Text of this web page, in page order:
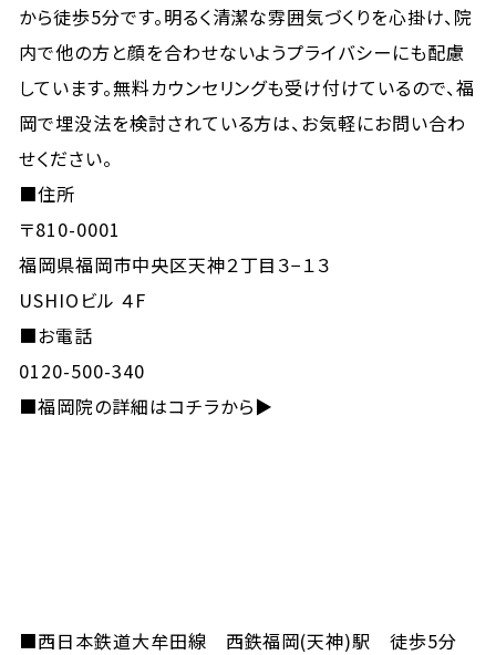
から徒歩5分です。明るく清潔な雰囲気づくりを心掛け、院
内で他の方と顔を合わせないようプライバシーにも配慮
しています。無料カウンセリングも受け付けているので、福
岡で埋没法を検討されている方は、お気軽にお問い合わ
せください。
■住所
〒810-0001
福岡県福岡市中央区天神２丁目３−１３
USHIOビル ４F
■お電話
0120-500-340
■福岡院の詳細はコチラから▶
■西日本鉄道大牟田線 西鉄福岡(天神)駅 徒歩5分